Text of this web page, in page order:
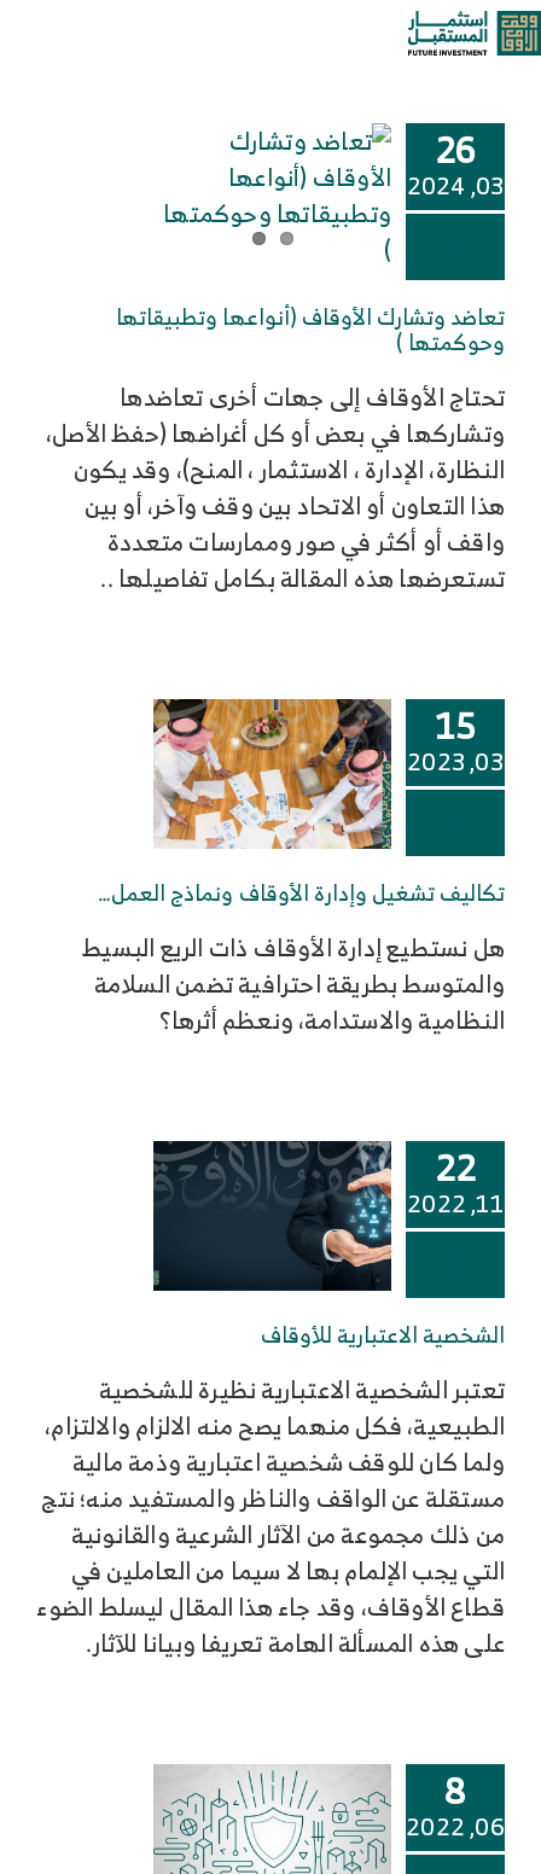
تخطى
إلى
تواصل معنا
26
03, 2024
تعاضد وتشارك الأوقاف (أنواعها وتطبيقاتها
وحوكمتها )
تحتاج الأوقاف إلى جهات أخرى تعاضدها
وتشاركها في بعض أو كل أغراضها (حفظ الأصل،
النظارة، الإدارة ، الاستثمار ، المنح)، وقد يكون
هذا التعاون أو الاتحاد بين وقف وآخر، أو بين
واقف أو أكثر في صور وممارسات متعددة
تستعرضها هذه المقالة بكامل تفاصيلها ..
15
03, 2023
تكاليف تشغيل وإدارة الأوقاف ونماذج العمل…
هل نستطيع إدارة الأوقاف ذات الريع البسيط
والمتوسط بطريقة احترافية تضمن السلامة
النظامية والاستدامة، ونعظم أثرها؟
22
11, 2022
الشخصية الاعتبارية للأوقاف
تعتبر الشخصية الاعتبارية نظيرة للشخصية
الطبيعية، فكل منهما يصح منه الالزام والالتزام،
ولما كان للوقف شخصية اعتبارية وذمة مالية
مستقلة عن الواقف والناظر والمستفيد منه؛ نتج
من ذلك مجموعة من الآثار الشرعية والقانونية
التي يجب الإلمام بها لا سيما من العاملين في
قطاع الأوقاف، وقد جاء هذا المقال ليسلط الضوء
على هذه المسألة الهامة تعريفا وبيانا للآثار.
8
06, 2022